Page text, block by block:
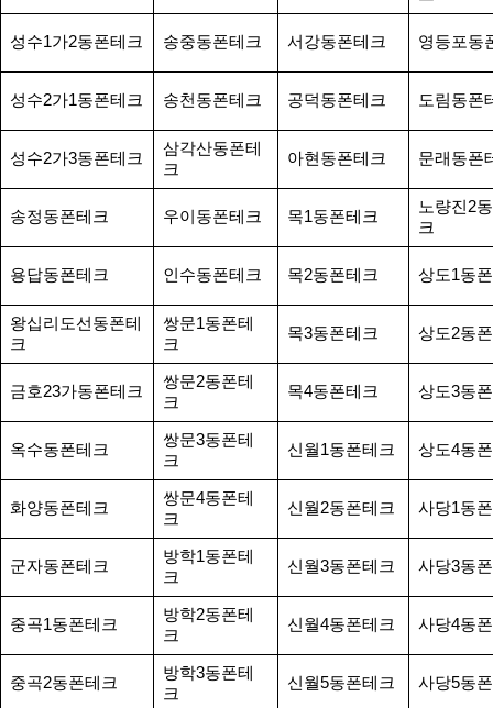
성수1가2동폰테크 송중동폰테크 서강동폰테크 영등포동
성수2가1동폰테크 송천동폰테크 공덕동폰테크 도림동폰
성수2가3동폰테크
삼각산동폰테
크
아현동폰테크 문래동폰
송정동폰테크 우이동폰테크 목1동폰테크
노량진2
크
용답동폰테크 인수동폰테크 목2동폰테크 상도1동
왕십리도선동폰테
크
쌍문1동폰테
크
목3동폰테크 상도2동
금호23가동폰테크
쌍문2동폰테
크
목4동폰테크 상도3동
옥수동폰테크
쌍문3동폰테
크
신월1동폰테크 상도4동
화양동폰테크
쌍문4동폰테
크
신월2동폰테크 사당1동
군자동폰테크
방학1동폰테
크
신월3동폰테크 사당3동
중곡1동폰테크
방학2동폰테
크
신월4동폰테크 사당4동
중곡2동폰테크
방학3동폰테
크
신월5동폰테크 사당5동